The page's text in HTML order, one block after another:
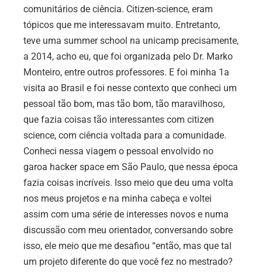
comunitários de ciência. Citizen-science, eram
tópicos que me interessavam muito. Entretanto,
teve uma summer school na unicamp precisamente,
a 2014, acho eu, que foi organizada pelo Dr. Marko
Monteiro, entre outros professores. E foi minha 1a
visita ao Brasil e foi nesse contexto que conheci um
pessoal tão bom, mas tão bom, tão maravilhoso,
que fazia coisas tão interessantes com citizen
science, com ciência voltada para a comunidade.
Conheci nessa viagem o pessoal envolvido no
garoa hacker space em São Paulo, que nessa época
fazia coisas incríveis. Isso meio que deu uma volta
nos meus projetos e na minha cabeça e voltei
assim com uma série de interesses novos e numa
discussão com meu orientador, conversando sobre
isso, ele meio que me desafiou “então, mas que tal
um projeto diferente do que você fez no mestrado?